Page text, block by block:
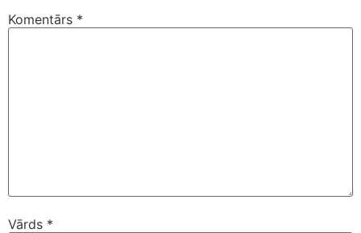
Komentārs *
Vārds *